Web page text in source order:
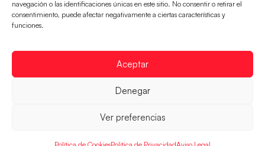
navegación o las identificaciones únicas en este sitio. No consentir o retirar el
consentimiento, puede afectar negativamente a ciertas características y
funciones.
Aceptar
Denegar
Ver preferencias
CONTACTO
FINANCIADO
RFEBM © 2024. Todos los derechos reservados –
Desarrollado por